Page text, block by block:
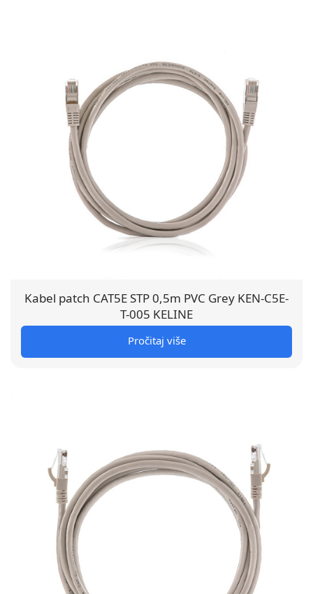
Kabel patch CAT5E STP 0,5m PVC Grey KEN-C5E-
T-005 KELINE
Pročitaj više